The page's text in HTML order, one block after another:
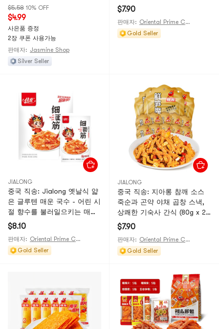
절의 추억을 떠올리게 하는 학
창 시절 간식, 5봉지
$5.58 10% OFF
$4.99
사은품 증정
2장 쿠폰 사용가능
판매자: Jasmine Shop
Silver Seller
습니다(22g x 8팩)
$7.90
판매자:
Oriental Prime Choices
Gold Seller
JIALONG
중국 직송: Jialong 옛날식 얇
은 글루텐 매운 국수 - 어린 시
절 향수를 불러일으키는 매운
국수 - 매콤하고 맛있음,
450g/팩(약 30팩)
$8.10
판매자:
Oriental Prime Choices
Gold Seller
JIALONG
중국 직송: 지아롱 참깨 소스
죽순과 곤약 야채 곱창 스낵,
상쾌한 기숙사 간식 (80g x 2
봉지)
$7.90
판매자:
Oriental Prime Choices
Gold Seller